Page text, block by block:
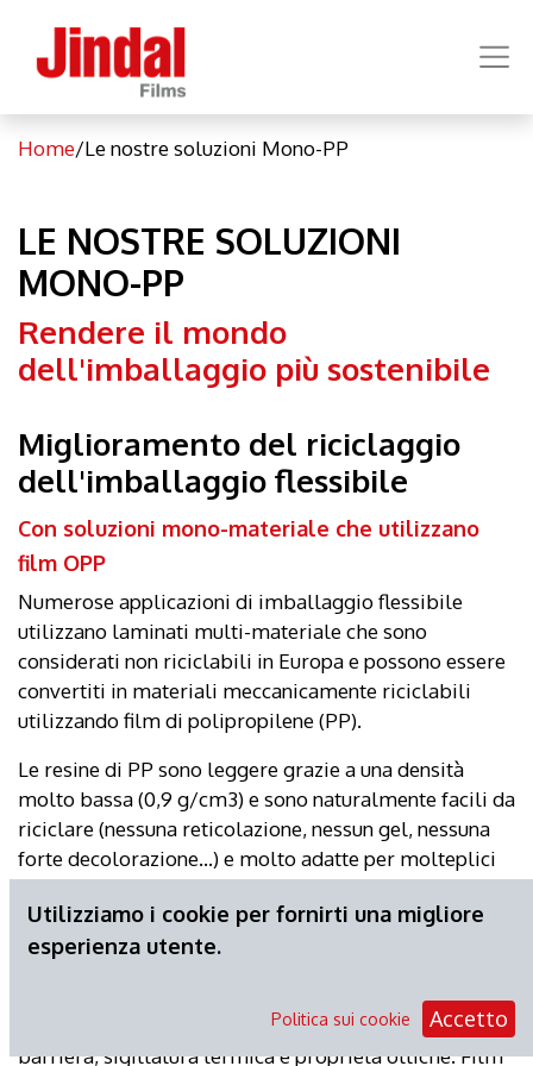
Home/Le nostre soluzioni Mono-PP
LE NOSTRE SOLUZIONI
MONO-PP
Rendere il mondo
dell'imballaggio più sostenibile
Miglioramento del riciclaggio
dell'imballaggio flessibile
Con soluzioni mono-materiale che utilizzano
film OPP
Numerose applicazioni di imballaggio flessibile
utilizzano laminati multi-materiale che sono
considerati non riciclabili in Europa e possono essere
convertiti in materiali meccanicamente riciclabili
utilizzando film di polipropilene (PP).
Le resine di PP sono leggere grazie a una densità
molto bassa (0,9 g/cm3) e sono naturalmente facili da
riciclare (nessuna reticolazione, nessun gel, nessuna
forte decolorazione...) e molto adatte per molteplici
operazioni di riciclaggio meccanico.
I film OPP offrono il miglior equilibrio di proprietà
per mantenere tutte le principali funzioni essenziali
dell'imballaggio, come rigidità, resistenza al calore,
barriera, sigillatura termica e proprietà ottiche. Film
Utilizziamo i cookie per fornirti una migliore
esperienza utente.
Politica sui cookie Accetto